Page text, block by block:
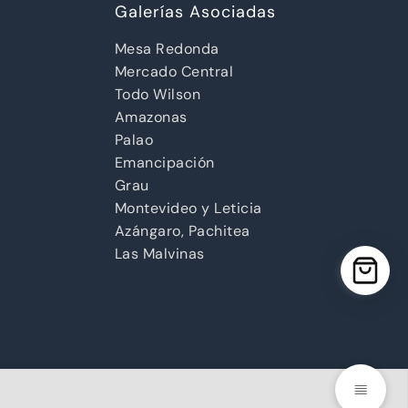
Galerías Asociadas
Mesa Redonda
Mercado Central
Todo Wilson
Amazonas
Palao
Emancipación
Grau
Montevideo y Leticia
Azángaro, Pachitea
Las Malvinas
por